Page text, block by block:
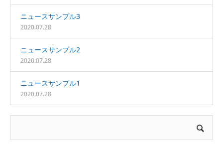
ニュースサンプル3
2020.07.28
ニュースサンプル2
2020.07.28
ニュースサンプル1
2020.07.28